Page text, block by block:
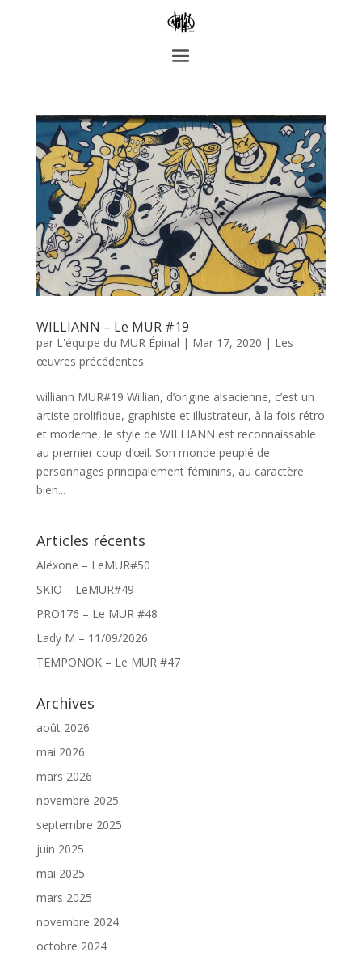
WILLIANN – Le MUR #19
par L'équipe du MUR Épinal | Mar 17, 2020 | Les
œuvres précédentes
williann MUR#19 Willian, d’origine alsacienne, c’est un
artiste prolifique, graphiste et illustrateur, à la fois rétro
et moderne, le style de WILLIANN est reconnaissable
au premier coup d’œil. Son monde peuplé de
personnages principalement féminins, au caractère
bien...
Articles récents
Alëxone – LeMUR#50
SKIO – LeMUR#49
PRO176 – Le MUR #48
Lady M – 11/09/2026
TEMPONOK – Le MUR #47
Archives
août 2026
mai 2026
mars 2026
novembre 2025
septembre 2025
juin 2025
mai 2025
mars 2025
novembre 2024
octobre 2024